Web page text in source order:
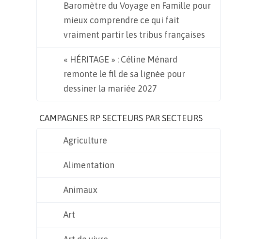
Baromètre du Voyage en Famille pour
mieux comprendre ce qui fait
vraiment partir les tribus françaises
« HÉRITAGE » : Céline Ménard
remonte le fil de sa lignée pour
dessiner la mariée 2027
CAMPAGNES RP SECTEURS PAR SECTEURS
Agriculture
Alimentation
Animaux
Art